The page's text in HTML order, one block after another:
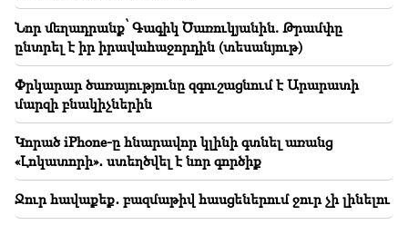
ՌԴ-ն «Իսկանդերով» խոցել է զինվորական
գնացքը.Վեհափառի գործով դատավորն
ինքնաբացարկ հայտնեց (տեսանյութ)
19:38
Դատավորը հայ էր․ Նարեկ Կարապետյան
19:17 Կարևոր
Երևի փոստը լավ չի աշխատում․ Նաթան սրբազանը՝
Պոլսո պատրիարքի լռության մասին
Նոր մեղադրանք՝ Գագիկ Ծառուկյանին. Թրամփը
ընտրել է իր իրավահաջորդին (տեսանյութ)
Փրկարար ծառայությունը զգուշացնում է Արարատի
մարզի բնակիչներին
Կորած iPhone-ը հնարավոր կլինի գտնել առանց
«Լոկատորի»․ ստեղծվել է նոր գործիք
Ջուր հավաքեք․ բազմաթիվ հասցեներում ջուր չի լինելու